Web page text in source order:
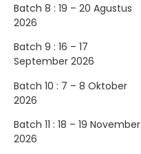
Batch 8 : 19 – 20 Agustus
2026
Batch 9 : 16 – 17
September 2026
Batch 10 : 7 – 8 Oktober
2026
Batch 11 : 18 – 19 November
2026